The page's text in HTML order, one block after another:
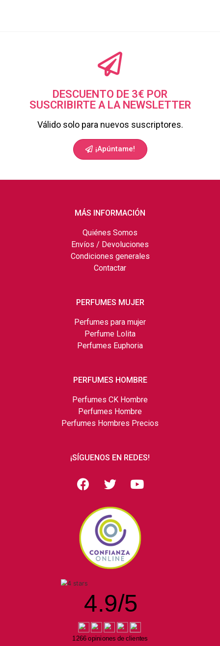
DESCUENTO DE 3€ POR
SUSCRIBIRTE A LA NEWSLETTER
Válido solo para nuevos suscriptores.
¡Apúntame!
MÁS INFORMACIÓN
Quiénes Somos
Envíos / Devoluciones
Condiciones generales
Contactar
PERFUMES MUJER
Perfumes para mujer
Perfume Lolita
Perfumes Euphoria
PERFUMES HOMBRE
Perfumes CK Hombre
Perfumes Hombre
Perfumes Hombres Precios
¡SÍGUENOS EN REDES!
4.9/5
1266 opiniones de clientes